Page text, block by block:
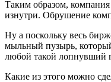
Таким образом,
изнутри. Обрушение
Ну а поскольку весь
мыльный пузырь,
любой такой лопнувший
Какие из этого можно